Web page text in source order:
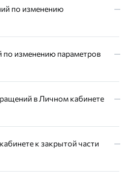
по изменению
изменению параметров
в Личном кабинете
к закрытой части